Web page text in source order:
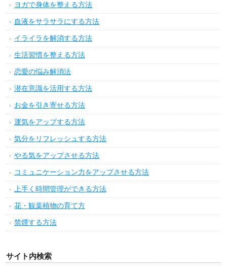
ヨガで身体を整える方法
血液をサラサラにする方法
イライラを解消する方法
生活習慣を整える方法
恋愛の悩み解消法
潜在意識を活用する方法
お金を引き寄せる方法
運気をアップする方法
気分をリフレッシュする方法
やる気をアップさせる方法
コミュニケーション力をアップさせる方法
上手く時間管理ができる方法
花・観葉植物の育て方
禁煙する方法
サイト内検索